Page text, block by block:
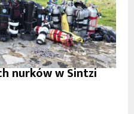
nurków w Sintzi